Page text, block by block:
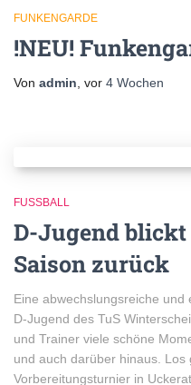
FUNKENGARDE
!NEU!
Von admin , vor 4 Wochen
FUSSBALL
D-Jugend
Saison zurück
Eine abwechslungsreiche
D-Jugend des TuS
und Trainer viele schöne
und auch darüber hinaus. Los
Vorbereitungsturnier in